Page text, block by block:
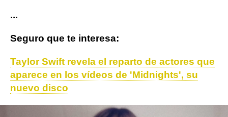
...
Seguro que te interesa:
Taylor Swift revela el reparto de actores que
aparece en los vídeos de 'Midnights', su
nuevo disco